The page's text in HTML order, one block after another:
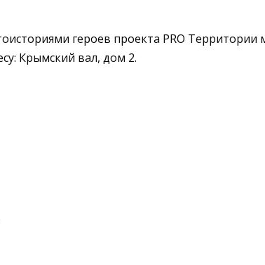
героев проекта PRO
Крымский вал, дом 2.